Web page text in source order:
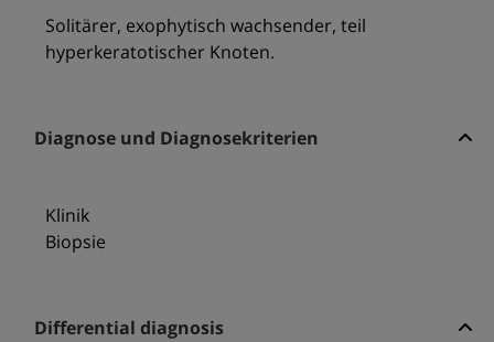
Solitärer, exophytisch wachsender, teil
hyperkeratotischer Knoten.
Diagnose und Diagnosekriterien
Klinik
Biopsie
Differential diagnosis